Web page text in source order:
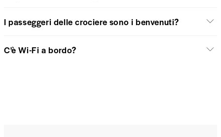
I passeggeri delle crociere sono i benvenuti?
C'è Wi-Fi a bordo?